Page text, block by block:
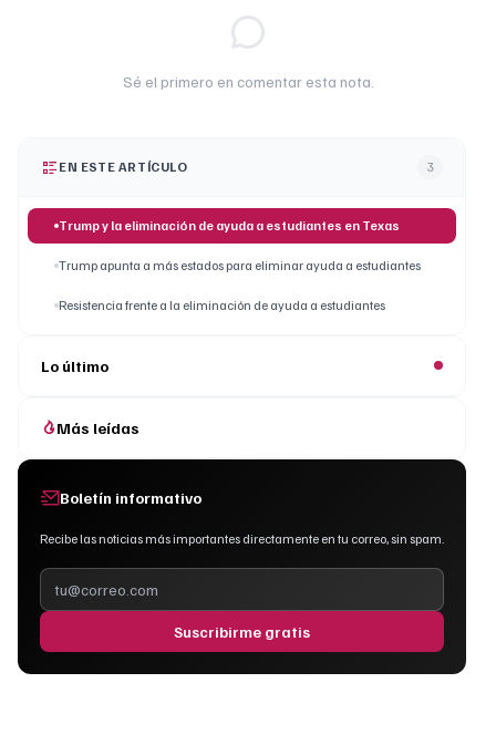
Sé el primero en comentar esta nota.
EN ESTE ARTÍCULO 3
Trump y la eliminación de ayuda a estudiantes en Texas
Trump apunta a más estados para eliminar ayuda a estudiantes
Resistencia frente a la eliminación de ayuda a estudiantes
Lo último
Más leídas
Boletín informativo
Recibe las noticias más importantes directamente en tu correo, sin spam.
Suscribirme gratis